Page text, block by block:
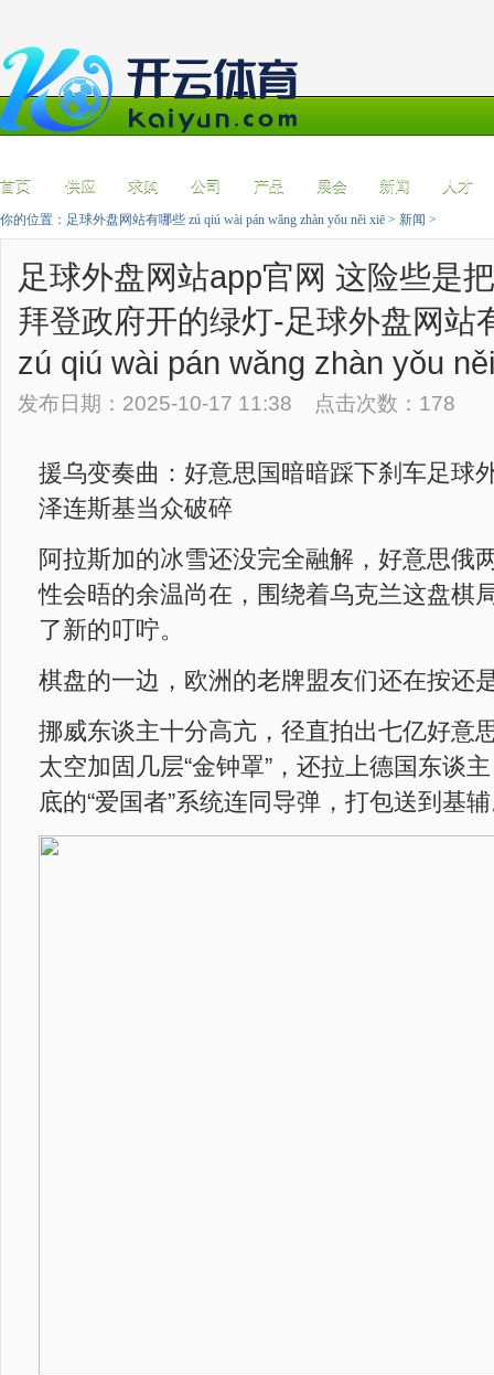
首页 供应 求购 公司 产品 展会 新闻 人才
你的位置： 足球外盘网站有哪些 zú qiú wài pán wǎng zhàn yǒu něi xiē > 新闻 >
足球外盘网站app官网 这险些是
拜登政府开的绿灯-足球外盘网站
zú qiú wài pán wǎng zhàn yǒu
发布日期：2025-10-17 11:38 点击次数：178
援乌变奏曲：好意思国暗暗踩下刹车足球
泽连斯基当众破碎
阿拉斯加的冰雪还没完全融解，好意思俄
性会晤的余温尚在，围绕着乌克兰这盘棋
了新的叮咛。
棋盘的一边，欧洲的老牌盟友们还在按还
挪威东谈主十分高亢，径直拍出七亿好意
太空加固几层“金钟罩”，还拉上德国东谈
底的“爱国者”系统连同导弹，打包送到基